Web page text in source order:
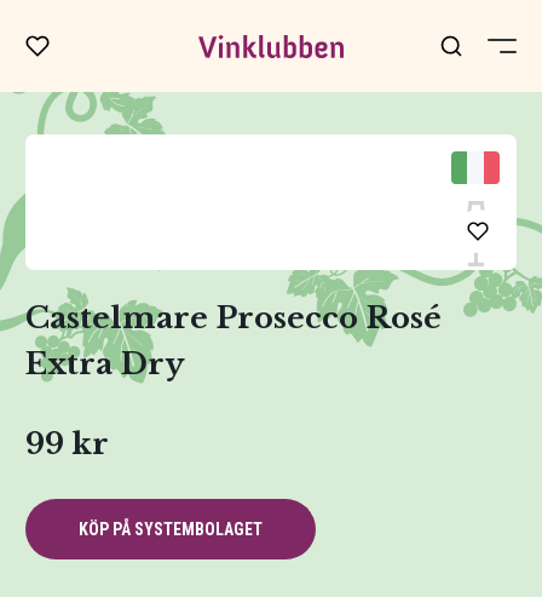
Castelmare Prosecco Rosé
Extra Dry
99 kr
KÖP PÅ SYSTEMBOLAGET